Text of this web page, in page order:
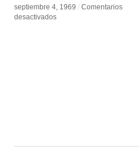
septiembre 4, 1969 / Comentarios
desactivadosen
septiembre 4, 1969 / Comentarios
desactivadosen